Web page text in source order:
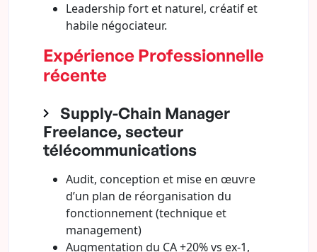
Leadership fort et naturel, créatif et
habile négociateur.
Expérience Professionnelle
récente
Supply-Chain Manager
Freelance, secteur
télécommunications
Audit, conception et mise en œuvre
d’un plan de réorganisation du
fonctionnement (technique et
management)
Augmentation du CA +20% vs ex-1,